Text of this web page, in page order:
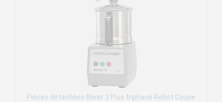
Pièces détachées Blixer 3 Plus triphasé Robot Coupe